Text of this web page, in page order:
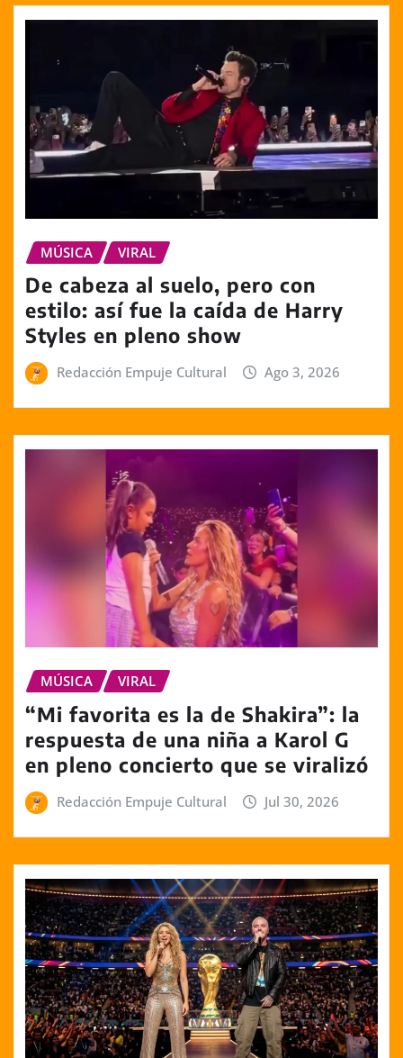
MÚSICA VIRAL
De cabeza al suelo, pero con
estilo: así fue la caída de Harry
Styles en pleno show
Redacción Empuje Cultural Ago 3, 2026
MÚSICA VIRAL
“Mi favorita es la de Shakira”: la
respuesta de una niña a Karol G
en pleno concierto que se viralizó
Redacción Empuje Cultural Jul 30, 2026